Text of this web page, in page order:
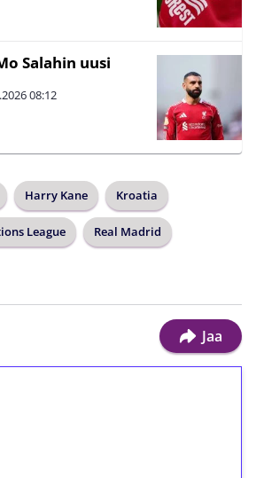
Salahin uusi
08:12
Harry Kane Kroatia
League Real Madrid
Jaa